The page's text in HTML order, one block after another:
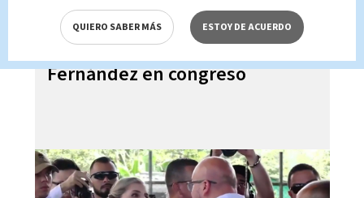
Edgardo Araya insulta a Laura
Fernández en congreso
QUIERO SABER MÁS ESTOY DE ACUERDO